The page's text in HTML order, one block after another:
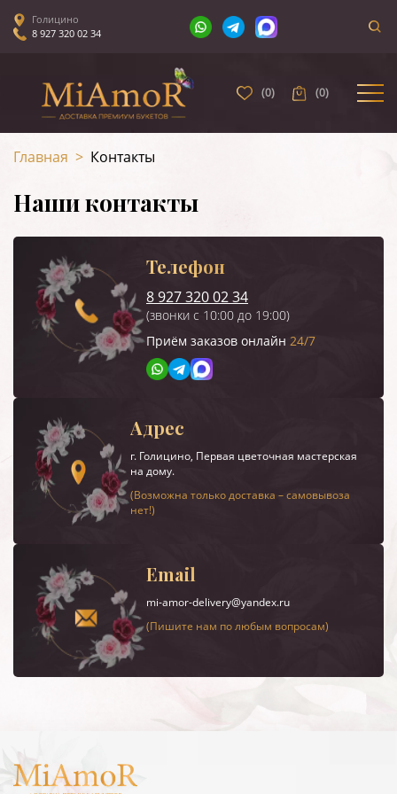
Голицино
8 927 320 02 34
(0) (0)
Главная > Контакты
Наши контакты
Телефон
8 927 320 02 34
(звонки с 10:00 до 19:00)
Приём заказов онлайн 24/7
Адрес
г. Голицино, Первая цветочная мастерская
на дому.
(Возможна только доставка – самовывоза
нет!)
Email
mi-amor-delivery@yandex.ru
(Пишите нам по любым вопросам)